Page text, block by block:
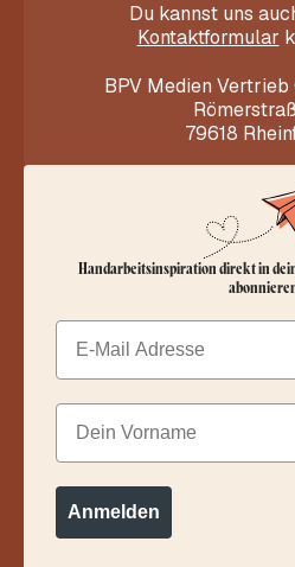
Du kannst uns
Kontaktformular
BPV Medien Vertrieb
79618
Handarbeitsinspiration direkt in
Email
Dein Vorname
Anmelden